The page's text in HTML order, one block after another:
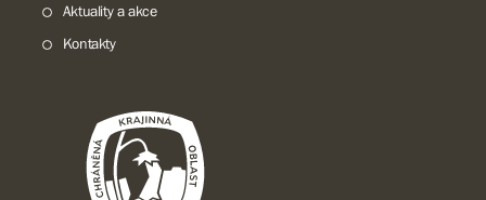
Aktuality a akce
Kontakty